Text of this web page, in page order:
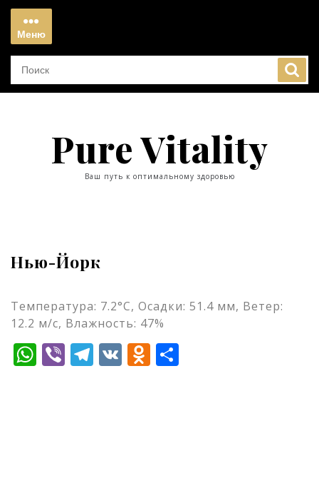
Перейти
содержимому
Меню
Меню
Pure Vitality
Ваш путь к оптимальному здоровью
Нью-Йорк
Температура: 7.2°C, Осадки: 51.4 мм, Ветер:
12.2 м/с, Влажность: 47%
WhatsApp
ViberTelegram
VKOdnoklassniki